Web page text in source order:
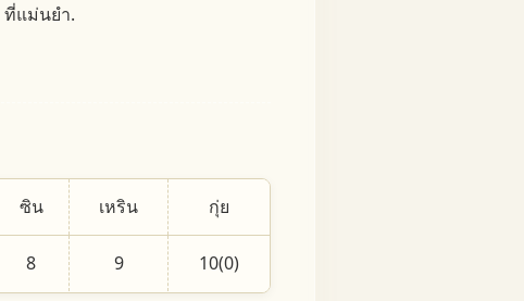
ที่แม่นยำ.
ซิน เหริน กุ่ย
8 9 10(0)